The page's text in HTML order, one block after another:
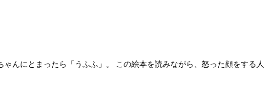
んにとまったら「うふふ」。 この絵本を読みながら、怒った顔をする人